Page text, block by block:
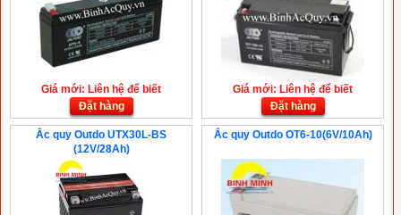
Giá mới: Liên hệ để biết
Đặt hàng
Giá mới: Liên hệ để biết
Đặt hàng
Ắc quy Outdo UTX30L‑BS
(12V/28Ah)
Ắc quy Outdo OT6-10(6V/10Ah)